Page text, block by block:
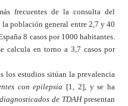
frecuentes de la consulta del
población general entre 2,7 y 40
8 casos por 1000 habitantes.
calcula en torno a 3,7 casos por
los estudios sitúan la prevalencia
con epilepsia [1, 2], y se ha
diagnosticados de TDAHpresentan